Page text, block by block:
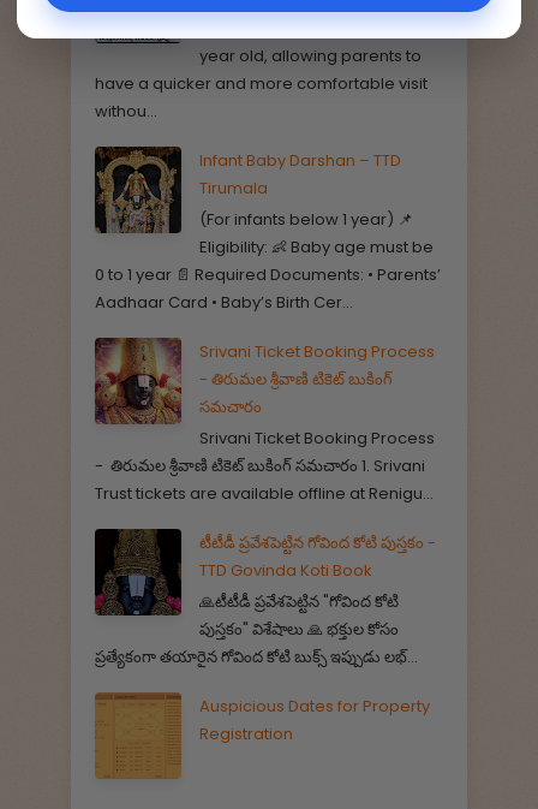
darshan for infants under one
year old, allowing parents to
have a quicker and more comfortable visit
withou...
Infant Baby Darshan – TTD
Tirumala
(For infants below 1 year) 📌
Eligibility: 👶 Baby age must be
0 to 1 year 📄 Required Documents: • Parents’
Aadhaar Card • Baby’s Birth Cer...
Srivani Ticket Booking Process
- తిరుమల శ్రీవాణి టికెట్ బుకింగ్
సమచారం
Srivani Ticket Booking Process
- తిరుమల శ్రీవాణి టికెట్ బుకింగ్ సమచారం 1. Srivani
Trust tickets are available offline at Renigu...
టీటీడీ ప్రవేశపెట్టిన గోవింద కోటి పుస్తకం -
TTD Govinda Koti Book
🙏టీటీడీ ప్రవేశపెట్టిన "గోవింద కోటి
పుస్తకం" విశేషాలు 🙏 భక్తుల కోసం
ప్రత్యేకంగా తయారైన గోవింద కోటి బుక్స్ ఇప్పుడు లభ్...
Auspicious Dates for Property
Registration